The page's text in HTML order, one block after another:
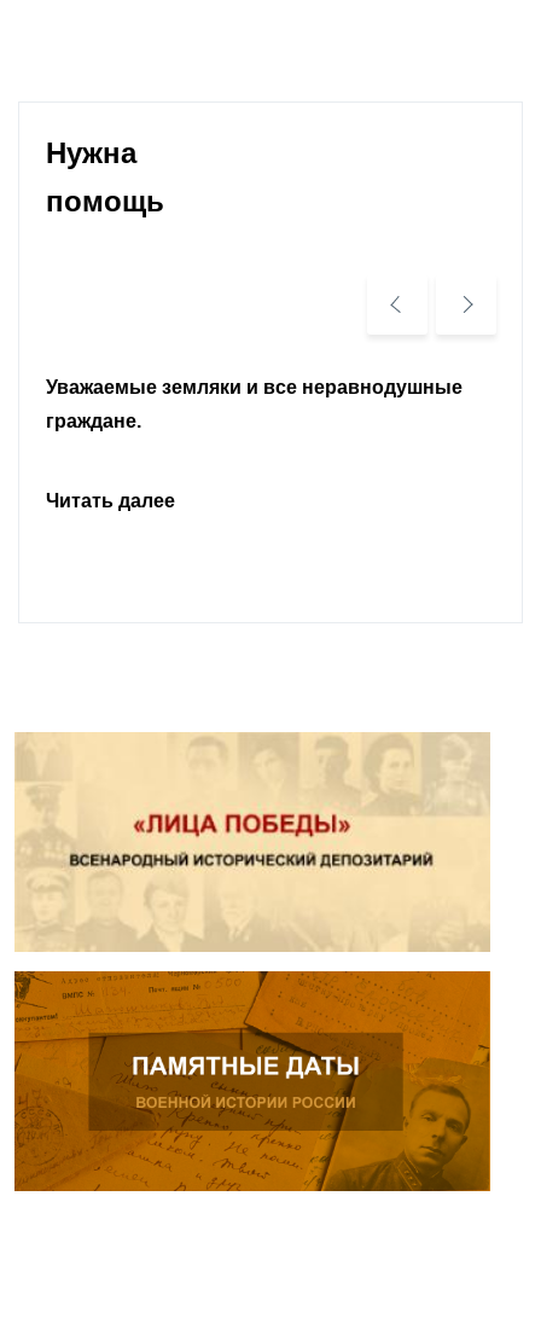
Нужна
помощь
Уважаемые земляки и все неравнодушные
граждане.
Читать далее